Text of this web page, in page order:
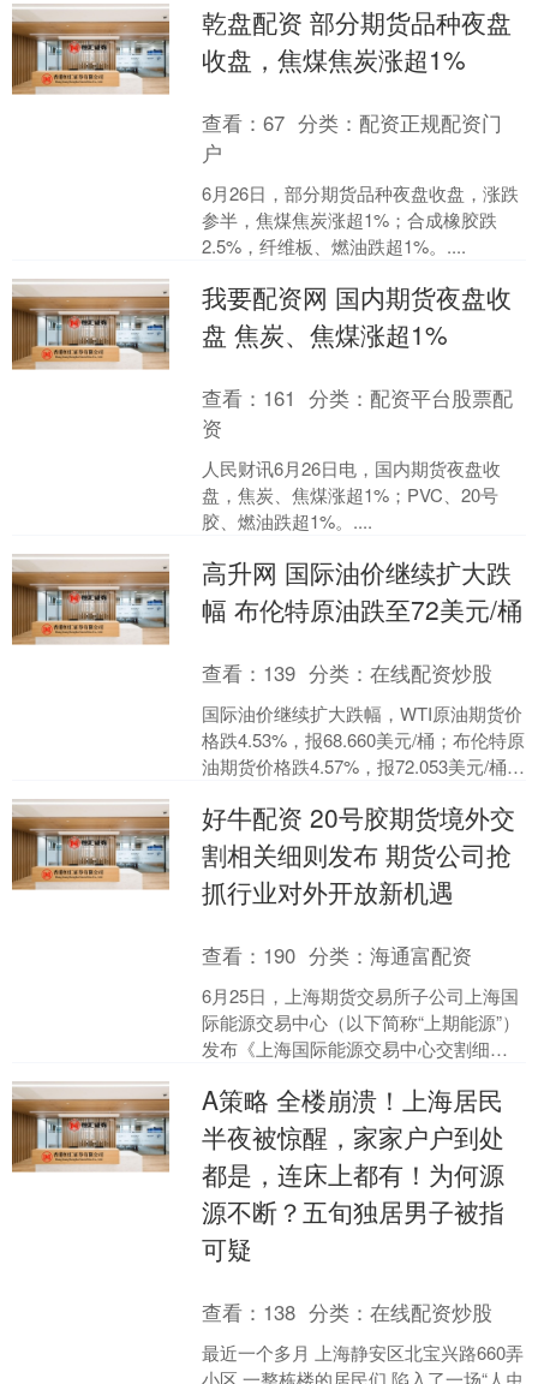
他施压。二人理念冲突却彼此....
乾盘配资 部分期货品种夜盘
收盘，焦煤焦炭涨超1%
查看：67 分类：配资正规配资门
户
6月26日，部分期货品种夜盘收盘，涨跌
参半，焦煤焦炭涨超1%；合成橡胶跌
2.5%，纤维板、燃油跌超1%。....
我要配资网 国内期货夜盘收
盘 焦炭、焦煤涨超1%
查看： 161 分类：配资平台股票配
资
人民财讯6月26日电，国内期货夜盘收
盘，焦炭、焦煤涨超1%；PVC、20号
胶、燃油跌超1%。....
高升网 国际油价继续扩大跌
幅 布伦特原油跌至72美元/桶
查看： 139 分类：在线配资炒股
国际油价继续扩大跌幅，WTI原油期货价
格跌4.53%，报68.660美元/桶；布伦特原
油期货价格跌4.57%，报72.053美元/桶，
好牛配资 20号胶期货境外交
割相关细则发布 期货公司抢
抓行业对外开放新机遇
查看： 190 分类：海通富配资
6月25日，上海期货交易所子公司上海国
际能源交易中心（以下简称“上期能源”）
发布《上海国际能源交易中心交割细则
上推出跨境交割....
A策略 全楼崩溃！上海居民
半夜被惊醒，家家户户到处
都是，连床上都有！为何源
源不断？五旬独居男子被指
可疑
查看： 138 分类：在线配资炒股
最近一个多月 上海静安区北宝兴路660弄